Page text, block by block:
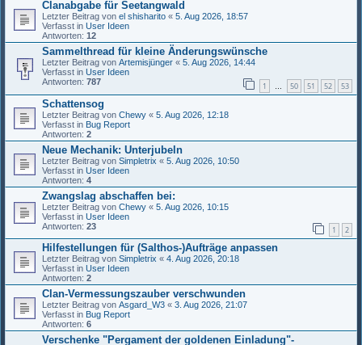
Clanabgabe für Seetangwald
Letzter Beitrag von el shisharito « 5. Aug 2026, 18:57
Verfasst in User Ideen
Antworten: 12
Sammelthread für kleine Änderungswünsche
Letzter Beitrag von Artemisjünger « 5. Aug 2026, 14:44
Verfasst in User Ideen
Antworten: 787 1 … 50 51 52 53
Schattensog
Letzter Beitrag von Chewy « 5. Aug 2026, 12:18
Verfasst in Bug Report
Antworten: 2
Neue Mechanik: Unterjubeln
Letzter Beitrag von Simpletrix « 5. Aug 2026, 10:50
Verfasst in User Ideen
Antworten: 4
Zwangslag abschaffen bei:
Letzter Beitrag von Chewy « 5. Aug 2026, 10:15
Verfasst in User Ideen
Antworten: 23 1 2
Hilfestellungen für (Salthos-)Aufträge anpassen
Letzter Beitrag von Simpletrix « 4. Aug 2026, 20:18
Verfasst in User Ideen
Antworten: 2
Clan-Vermessungszauber verschwunden
Letzter Beitrag von Asgard_W3 « 3. Aug 2026, 21:07
Verfasst in Bug Report
Antworten: 6
Verschenke "Pergament der goldenen Einladung"-